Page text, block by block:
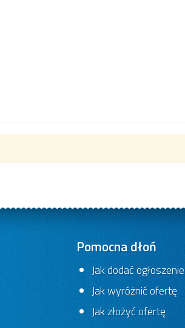
Pomocna dłoń
Jak dodać ogłoszenie
Jak wyróżnić ofertę
Jak złożyć ofertę